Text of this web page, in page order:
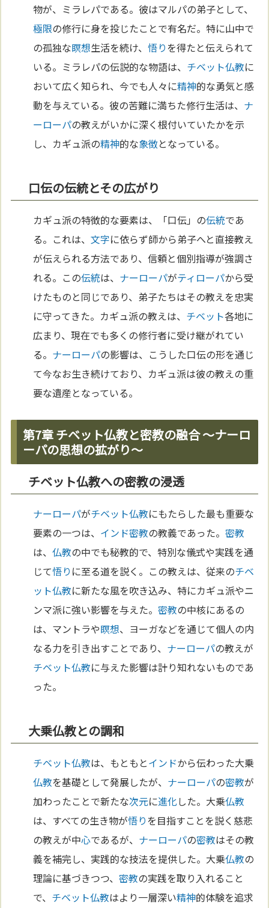
物が、ミラレパである。彼はマルパの弟子として、
極限の修行に身を投じたことで有名だ。特に山中で
の孤独な瞑想生活を続け、悟りを得たと伝えられて
いる。ミラレパの伝説的な物語は、 チベット仏教に
おいて広く知られ、今でも人々に精神的な勇気と感
動を与えている。彼の苦難に満ちた修行生活は、 ナ
ーローパの教えがいかに深く根付いていたかを示
し、カギュ派の精神的な象徴となっている。
口伝の伝統とその広がり
カギュ派の特徴的な要素は、「口伝」の伝統であ
る。これは、文字に依らず師から弟子へと直接教え
が伝えられる方法であり、信頼と個別指導が強調さ
れる。この伝統は、 ナーローパがティローパから受
けたものと同じであり、弟子たちはその教えを忠実
に守ってきた。カギュ派の教えは、 チベット各地に
広まり、現在でも多くの修行者に受け継がれてい
る。 ナーローパの影響は、こうした口伝の形を通じ
て今なお生き続けており、カギュ派は彼の教えの重
要な遺産となっている。
第7章 チベット仏教と密教の融合 〜ナーロ
ーパの思想の拡がり〜
チベット仏教への密教の浸透
ナーローパがチベット仏教にもたらした最も重要な
要素の一つは、 インド密教の教義であった。密教
は、仏教の中でも秘教的で、特別な儀式や実践を通
じて悟り に至る道を説く。この教えは、従来のチベ
ット仏教に新たな風を吹き込み、特にカギュ派やニ
ンマ派に強い影響を与えた。密教の中核にあるの
は、マントラや瞑想、ヨーガなどを通じて個人の内
なる力を引き出すことであり、 ナーローパの教えが
チベット仏教に与えた影響は計り知れないものであ
った。
大乗仏教との調和
チベット仏教は、もともとインドから伝わった大乗
仏教を基礎として発展したが、 ナーローパの密教が
加わったことで新たな次元に進化した。大乗仏教
は、すべての生き物が悟りを目指すことを説く慈悲
の教えが中心であるが、 ナーローパの密教はその教
義を補完し、実践的な技法を提供した。大乗仏教の
理論に基づきつつ、密教の実践を取り入れること
で、 チベット仏教はより一層深い精神的体験を追求